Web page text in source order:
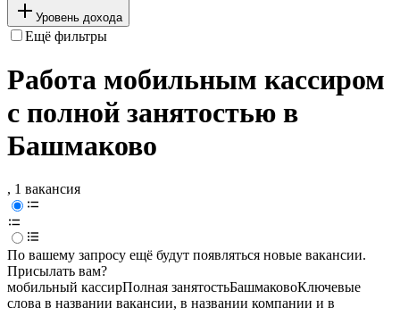
Уровень дохода
Ещё фильтры
Работа мобильным кассиром
с полной занятостью в
Башмаково
, 1 вакансия
По вашему запросу ещё будут появляться новые вакансии.
Присылать вам?
мобильный кассирПолная занятостьБашмаковоКлючевые
слова в названии вакансии, в названии компании и в